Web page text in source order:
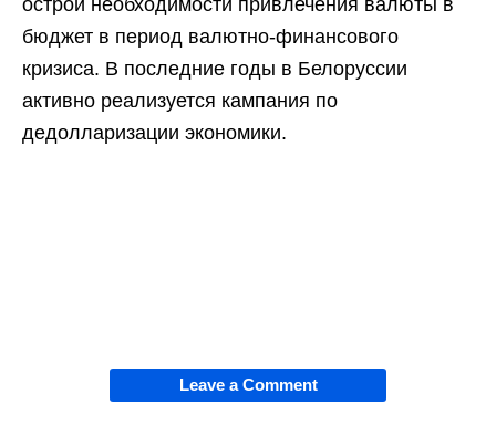
острой необходимости привлечения валюты в
бюджет в период валютно-финансового
кризиса. В последние годы в Белоруссии
активно реализуется кампания по
дедолларизации экономики.
Leave a Comment